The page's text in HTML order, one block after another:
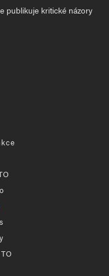
publikuje kritické názory